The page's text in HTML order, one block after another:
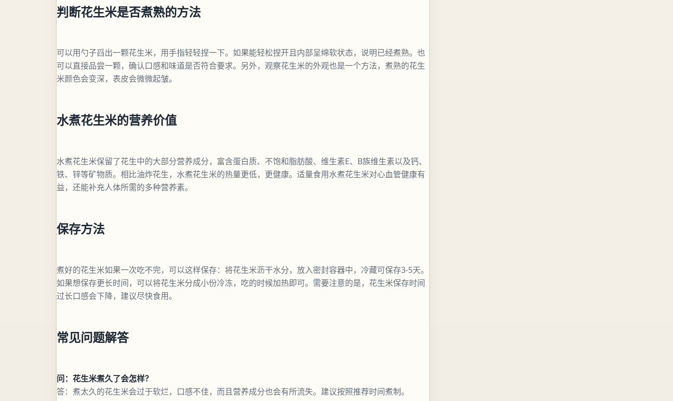
判断花生米是否煮熟的方法
可以用勺子舀出一颗花生米，用手指轻轻捏一下。如果能轻松捏开且内部呈绵软状态，说明已经煮熟。也
可以直接品尝一颗，确认口感和味道是否符合要求。另外，观察花生米的外观也是一个方法，煮熟的花生
米颜色会变深，表皮会微微起皱。
水煮花生米的营养价值
水煮花生米保留了花生中的大部分营养成分，富含蛋白质、不饱和脂肪酸、维生素E、B族维生素以及钙、
铁、锌等矿物质。相比油炸花生，水煮花生米的热量更低，更健康。适量食用水煮花生米对心血管健康有
益，还能补充人体所需的多种营养素。
保存方法
煮好的花生米如果一次吃不完，可以这样保存：将花生米沥干水分，放入密封容器中，冷藏可保存3-5天。
如果想保存更长时间，可以将花生米分成小份冷冻，吃的时候加热即可。需要注意的是，花生米保存时间
过长口感会下降，建议尽快食用。
常见问题解答
问：花生米煮久了会怎样？
答：煮太久的花生米会过于软烂，口感不佳，而且营养成分也会有所流失。建议按照推荐时间煮制。